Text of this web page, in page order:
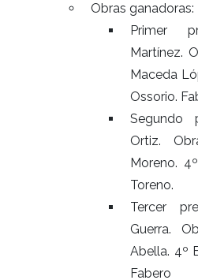
Obras ganadoras:
Primer
Martínez.
Maceda
Ossorio.
Segundo
Ortiz.
Moreno.
Toreno.
Tercer
Guerra.
Abella. 4º
Fabero